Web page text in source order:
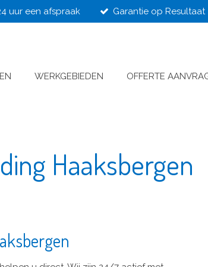
uur een afspraak Garantie op Resultaat
WERKGEBIEDEN OFFERTE
Haaksbergen